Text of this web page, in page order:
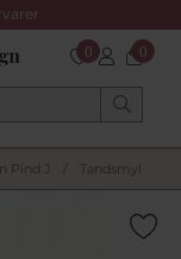
0 0
Pind J Tandsmykker